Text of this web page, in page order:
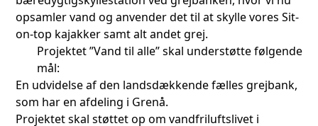
opsamler vand og anvender det til at skylle vores Sit-
on-top kajakker samt alt andet grej.
Projektet ”Vand til alle” skal understøtte følgende
mål:
En udvidelse af den landsdækkende fælles grejbank,
som har en afdeling i Grenå.
Projektet skal støttet op om vandfriluftslivet i